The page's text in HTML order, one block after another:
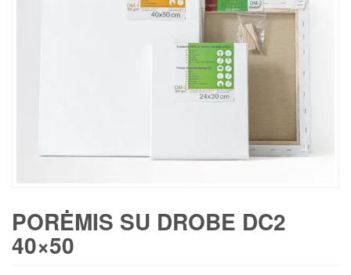
PORĖMIS SU DROBE DC2
40×50